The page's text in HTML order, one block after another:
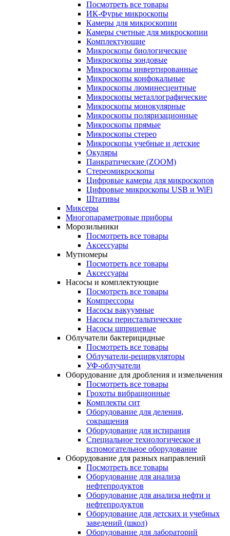
Посмотреть все товары
ИК-Фурье микроскопы
Камеры для микроскопии
Камеры счетные для микроскопии
Комплектующие
Микроскопы биологические
Микроскопы зондовые
Микроскопы инвертированные
Микроскопы конфокальные
Микроскопы люминесцентные
Микроскопы металлографические
Микроскопы монокулярные
Микроскопы поляризационные
Микроскопы прямые
Микроскопы стерео
Микроскопы учебные и детские
Окуляры
Панкратические (ZOOM)
Стереомикроскопы
Цифровые камеры для микроскопов
Цифровые микроскопы USB и WiFi
Штативы
Миксеры
Многопараметровые приборы
Морозильники
Посмотреть все товары
Аксессуары
Мутномеры
Посмотреть все товары
Аксессуары
Насосы и комплектующие
Посмотреть все товары
Компрессоры
Насосы вакуумные
Насосы перистальтические
Насосы шприцевые
Облучатели бактерицидные
Посмотреть все товары
Облучатели-рециркуляторы
УФ-облучатели
Оборудование для дробления и измельчения
Посмотреть все товары
Грохоты вибрационные
Комплекты сит
Оборудование для деления,
сокращения
Оборудование для истирания
Специальное технологическое и
вспомогательное оборудование
Оборудование для разных направлений
Посмотреть все товары
Оборудование для анализа
нефтепродуктов
Оборудование для анализа нефти и
нефтепродуктов
Оборудование для детских и учебных
заведений (школ)
Оборудование для лабораторий